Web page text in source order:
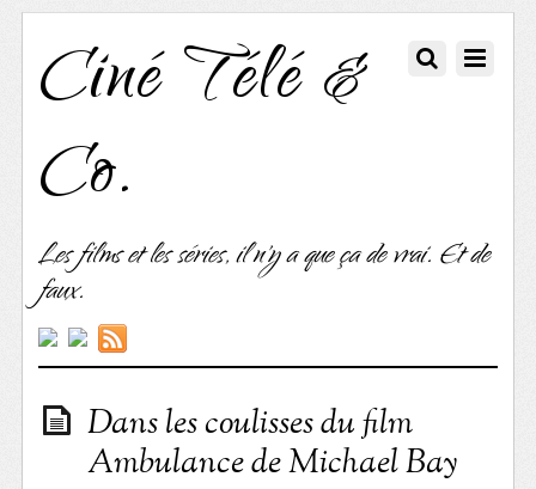
Ciné Télé &
Co.
Les films et les séries, il n'y a que ça de vrai. Et de
faux.
Dans les coulisses du film
Ambulance de Michael Bay